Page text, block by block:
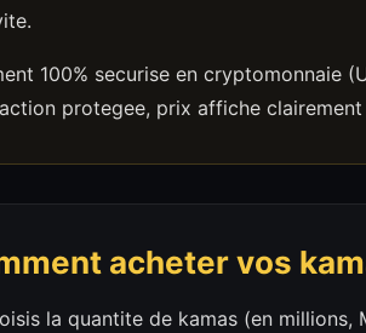
100% securise en cryptomonnaie
protegee, prix affiche
acheter vos
la quantite de kamas (en millions,